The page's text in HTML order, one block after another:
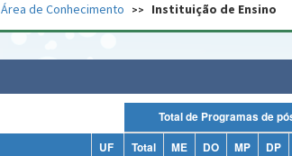
Geral da União Banco Central do Brasil
Área de Conhecimento Instituição de Ensino
Total
UF Total ME DO MP DP